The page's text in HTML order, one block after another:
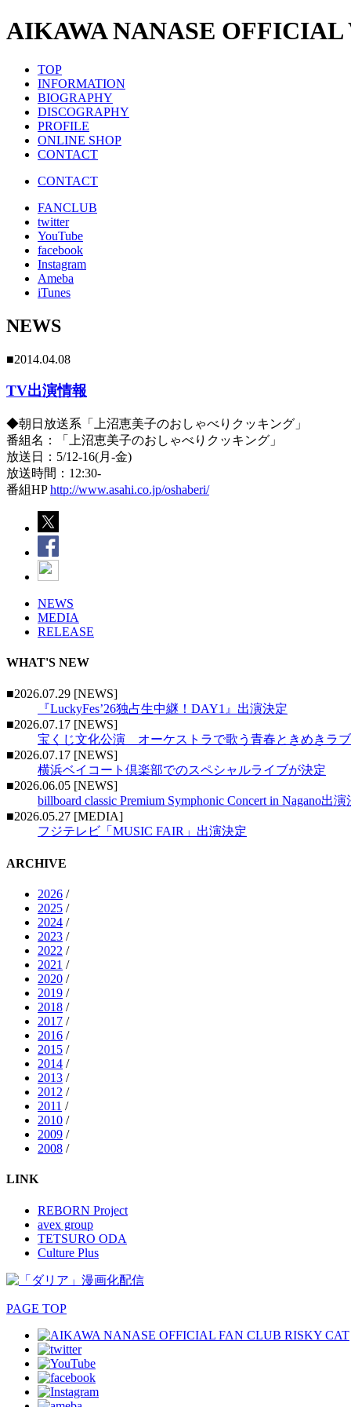
AIKAWA NANASE OFFICIAL
TOP
INFORMATION
BIOGRAPHY
DISCOGRAPHY
PROFILE
ONLINE SHOP
CONTACT
CONTACT
FANCLUB
twitter
YouTube
facebook
Instagram
Ameba
iTunes
NEWS
■2014.04.08
TV出演情報
◆朝日放送系「上沼恵美子のおしゃべりクッキング」
番組名：「上沼恵美子のおしゃべりクッキング」
放送日：5/12-16(月-金)
放送時間：12:30-
番組HPhttp://www.asahi.co.jp/oshaberi/
NEWS
MEDIA
RELEASE
WHAT'S NEW
■2026.07.29 [NEWS]
『LuckyFes’26独占生中継！DAY1』出演決定
■2026.07.17 [NEWS]
宝くじ文化公演 オーケストラで歌う青春ときめきラ
■2026.07.17 [NEWS]
横浜ベイコート倶楽部でのスペシャルライブが決定
■2026.06.05 [NEWS]
billboard classic Premium Symphonic Concert in Nagano出演
■2026.05.27 [MEDIA]
フジテレビ「MUSIC FAIR」出演決定
ARCHIVE
2026 /
2025 /
2024 /
2023 /
2022 /
2021 /
2020 /
2019 /
2018 /
2017 /
2016 /
2015 /
2014 /
2013 /
2012 /
2011 /
2010 /
2009 /
2008 /
LINK
REBORN Project
avex group
TETSURO ODA
Culture Plus
PAGE TOP